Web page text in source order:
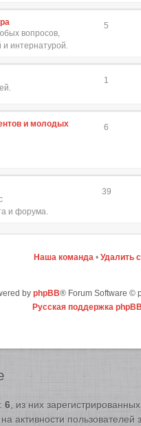
вопросов,
интернатурой.
5
1
и молодых
6
и форума.
39
Наша команда • Удалить
by phpBB® Forum Software ©
Русская поддержка
6 , из них
активности пользователей